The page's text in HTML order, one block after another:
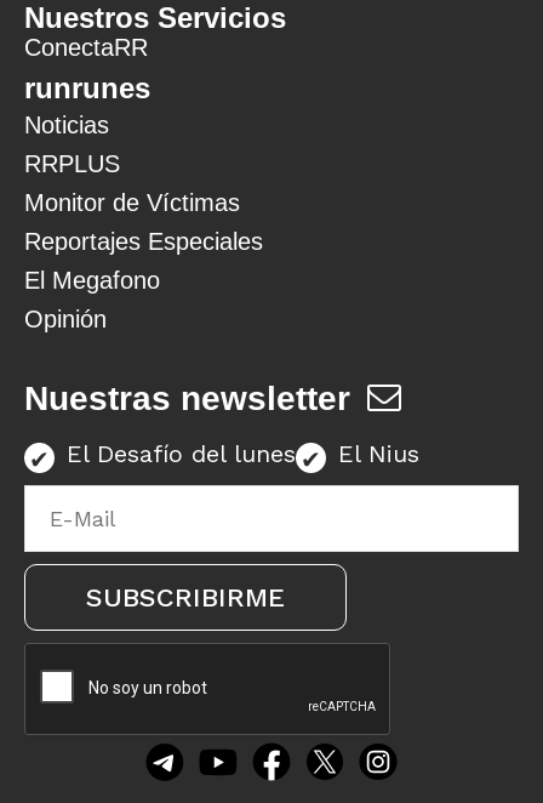
Nuestros Servicios
ConectaRR
runrunes
Noticias
RRPLUS
Monitor de Víctimas
Reportajes Especiales
El Megafono
Opinión
Nuestras newsletter
El Desafío del lunes El Nius